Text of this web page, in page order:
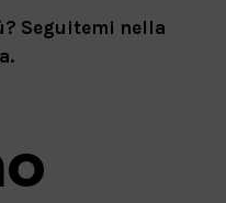
Seguitemi nella